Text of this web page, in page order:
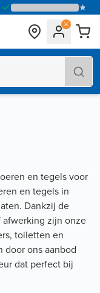
en tegels voor
en tegels in
Dankzij de
zijn onze
toiletten en
door ons aanbod
dat perfect bij